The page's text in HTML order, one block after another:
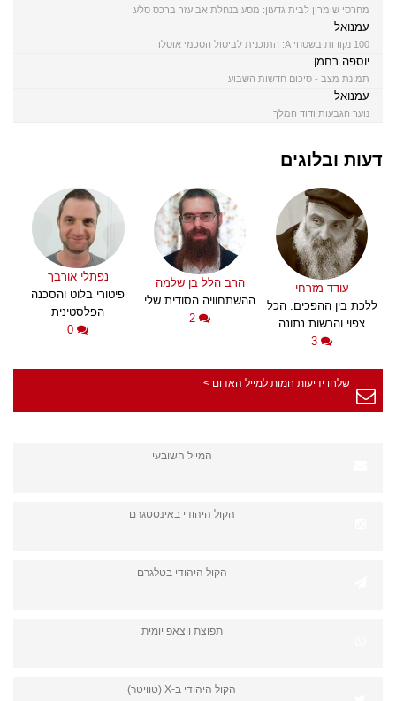
מחרסי שומרון לבית גדעון: מסע בנחלת אביעזר ברכס סלע
עמנואל
100 נקודות בשטחי A: התוכנית לביטול הסכמי אוסלו
יוספה רחמן
תמונת מצב - סיכום חדשות השבוע
עמנואל
נוער הגבעות ודוד המלך
דעות ובלוגים
עודד מזרחי
ללכת בין ההפכים: הכל
צפוי והרשות נתונה
3
הרב הלל בן שלמה
ההשתחוויה הסודית שלי
2
נפתלי אורבך
פיטורי בלוט והסכנה
הפלסטינית
0
שלחו ידיעות חמות למייל האדום >
המייל השובעי
הקול היהודי באינסטגרם
הקול היהודי בטלגרם
תפוצת ווצאפ יומית
הקול היהודי ב-X (טוויטר)